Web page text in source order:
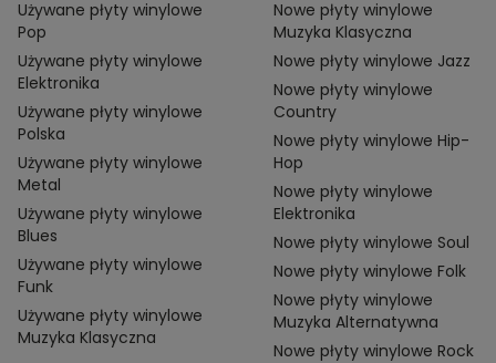
Używane płyty winylowe
Pop
Używane płyty winylowe
Elektronika
Używane płyty winylowe
Polska
Używane płyty winylowe
Metal
Używane płyty winylowe
Blues
Używane płyty winylowe
Funk
Używane płyty winylowe
Muzyka Klasyczna
Nowe płyty winylowe
Muzyka Klasyczna
Nowe płyty winylowe Jazz
Nowe płyty winylowe
Country
Nowe płyty winylowe Hip-
Hop
Nowe płyty winylowe
Elektronika
Nowe płyty winylowe Soul
Nowe płyty winylowe Folk
Nowe płyty winylowe
Muzyka Alternatywna
Nowe płyty winylowe Rock